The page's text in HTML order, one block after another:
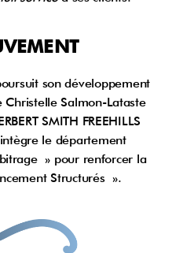
son développement
Christelle Salmon-Lataste
SMITH FREEHILLS
intègre le département
» pour renforcer la
Structurés ».